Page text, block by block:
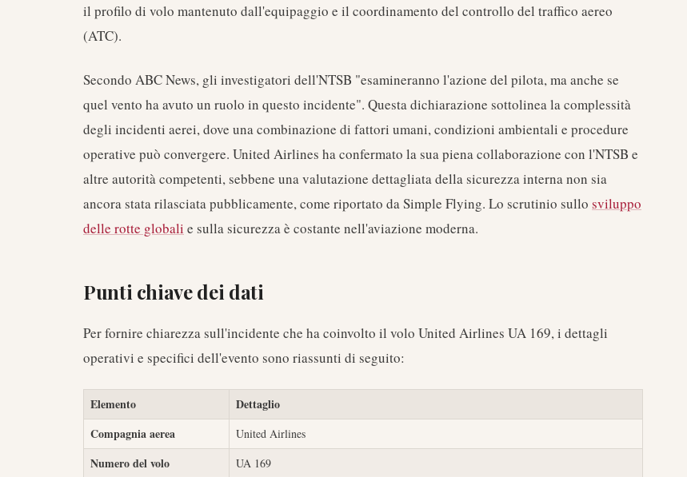
il profilo di volo mantenuto dall'equipaggio e il coordinamento del controllo del traffico aereo
(ATC).
Secondo ABC News, gli investigatori dell'NTSB "esamineranno l'azione del pilota, ma anche se
quel vento ha avuto un ruolo in questo incidente". Questa dichiarazione sottolinea la complessità
degli incidenti aerei, dove una combinazione di fattori umani, condizioni ambientali e procedure
operative può convergere. United Airlines ha confermato la sua piena collaborazione con l'NTSB e
altre autorità competenti, sebbene una valutazione dettagliata della sicurezza interna non sia
ancora stata rilasciata pubblicamente, come riportato da Simple Flying. Lo scrutinio sullo sviluppo
delle rotte globali e sulla sicurezza è costante nell'aviazione moderna.
Punti chiave dei dati
Per fornire chiarezza sull'incidente che ha coinvolto il volo United Airlines UA 169, i dettagli
operativi e specifici dell'evento sono riassunti di seguito:
Elemento
Dettaglio
Compagnia aerea
United Airlines
Numero del volo UA 169